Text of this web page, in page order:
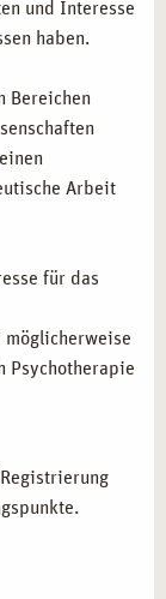
und Interesse
haben.
Bereichen
Arbeit
für das
möglicherweise
Psychotherapie